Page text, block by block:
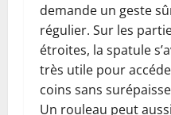
demande un geste
régulier. Sur les
étroites, la spatule
très utile pour
coins sans
Un rouleau peut aussi